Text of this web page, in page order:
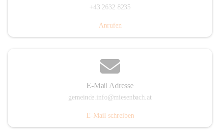
+43 2632 8235
Anrufen
E-Mail Adresse
gemeinde.info@miesenbach.at
E-Mail schreiben